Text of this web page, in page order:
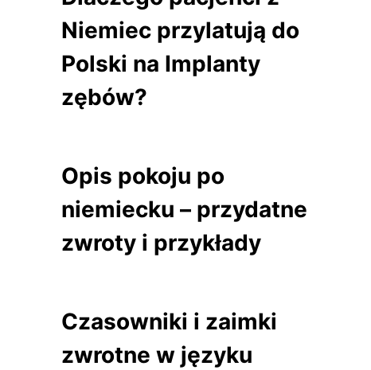
Niemiec przylatują do
Polski na Implanty
zębów?
Opis pokoju po
niemiecku – przydatne
zwroty i przykłady
Czasowniki i zaimki
zwrotne w języku